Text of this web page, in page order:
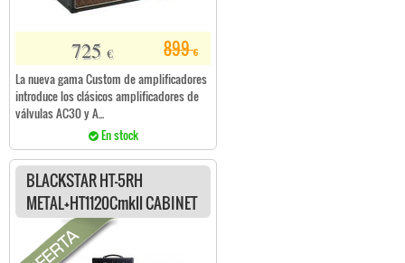
899€
725 €
La nueva gama Custom de amplificadores
introduce los clásicos amplificadores de
válvulas AC30 y A...
En stock
BLACKSTAR HT-5RH
METAL+HT1120Cmkll CABINET